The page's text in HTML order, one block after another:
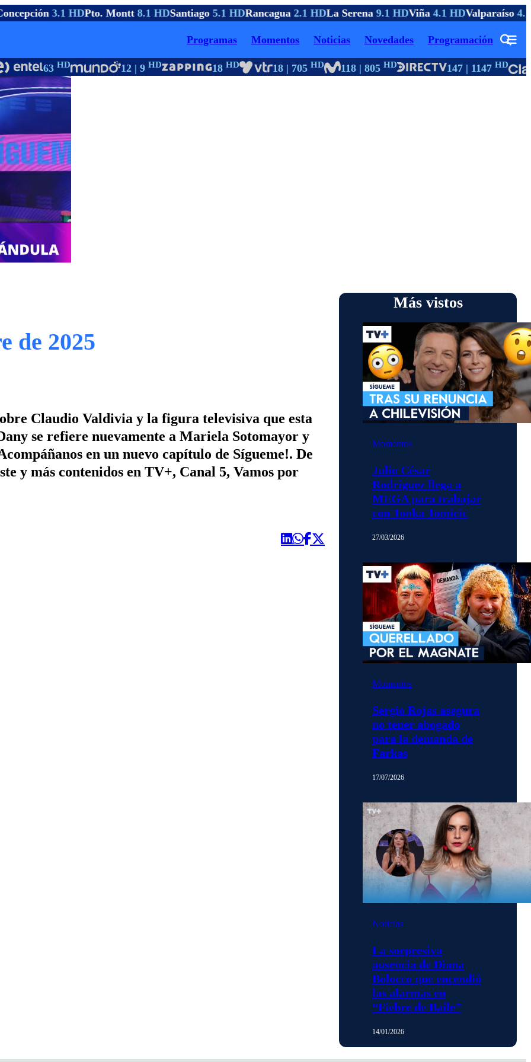
3.1 HDPto. Montt8.1 HDSantiago5.1 HDRancagua2.1 HDLa Serena9.1 HDViña4.1 HDValparaíso4.1
Programas Momentos Noticias Novedades Programación
63HD 12 | 9HD 18HD 18 | 705HD 118 | 805HD 147 | 1147HD
de 2025
Claudio Valdivia y la figura televisiva que esta
se refiere nuevamente a Mariela Sotomayor y
en un nuevo capítulo de Sígueme!. De
y más contenidos en TV+, Canal 5, Vamos por
Más vistos
Momentos
Julio César
Rodríguez llega a
MEGA para trabajar
con Tonka Tomicic
27/03/2026
Momentos
Sergio Rojas asegura
no tener abogado
para la demanda de
Farkas
17/07/2026
Noticias
La sorpresiva
ausencia de Diana
Bolocco que encendió
las alarmas en
“Fiebre de Baile”
14/01/2026